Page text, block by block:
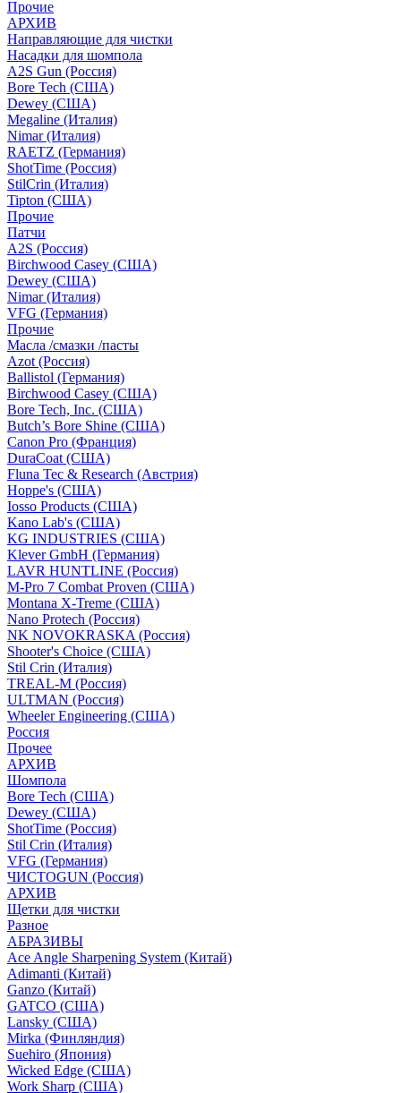
Прочие
АРХИВ
Направляющие для чистки
Насадки для шомпола
A2S Gun (Россия)
Bore Tech (США)
Dewey (США)
Megaline (Италия)
Nimar (Италия)
RAETZ (Германия)
ShotTime (Россия)
StilCrin (Италия)
Tipton (США)
Прочие
Патчи
A2S (Россия)
Birchwood Casey (США)
Dewey (США)
Nimar (Италия)
VFG (Германия)
Прочие
Масла /смазки /пасты
Azot (Россия)
Ballistol (Германия)
Birchwood Casey (США)
Bore Tech, Inc. (США)
Butch’s Bore Shine (СШA)
Canon Pro (Франция)
DuraCoat (США)
Fluna Tec & Research (Австрия)
Hoppe's (США)
Iosso Products (США)
Kano Lab's (США)
KG INDUSTRIES (США)
Klever GmbH (Германия)
LAVR HUNTLINE (Россия)
M-Pro 7 Combat Proven (СШA)
Montana X-Treme (США)
Nano Protech (Россия)
NK NOVOKRASKA (Россия)
Shooter's Choice (СШA)
Stil Crin (Италия)
TREAL-M (Россия)
ULTMAN (Россия)
Wheeler Engineering (СШA)
Россия
Прочее
АРХИВ
Шомпола
Bore Tech (США)
Dewey (США)
ShotTime (Россия)
Stil Crin (Италия)
VFG (Германия)
ЧИСТОGUN (Россия)
АРХИВ
Щетки для чистки
Разное
АБРАЗИВЫ
Ace Angle Sharpening System (Китай)
Adimanti (Китай)
Ganzo (Китай)
GATCO (США)
Lansky (США)
Mirka (Финляндия)
Suehiro (Япония)
Wicked Edge (США)
Work Sharp (США)